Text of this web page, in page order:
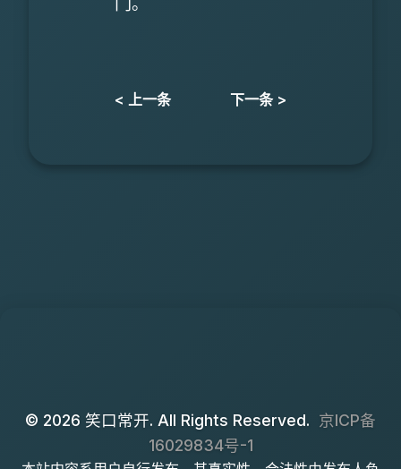
< 上一条 下一条 >
© 2026 笑口常开. All Rights Reserved. 京ICP备
16029834号-1